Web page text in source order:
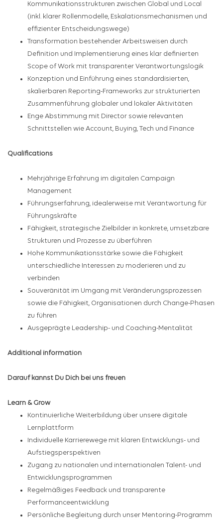
Kommunikationsstrukturen zwischen Global und Local
(inkl. klarer Rollenmodelle, Eskalationsmechanismen und
effizienter Entscheidungswege)
Transformation bestehender Arbeitsweisen durch
Definition und Implementierung eines klar definierten
Scope of Work mit transparenter Verantwortungslogik
Konzeption und Einführung eines standardisierten,
skalierbaren Reporting-Frameworks zur strukturierten
Zusammenführung globaler und lokaler Aktivitäten
Enge Abstimmung mit Director sowie relevanten
Schnittstellen wie Account, Buying, Tech und Finance
Qualifications
Mehrjährige Erfahrung im digitalen Campaign
Management
Führungserfahrung, idealerweise mit Verantwortung für
Führungskräfte
Fähigkeit, strategische Zielbilder in konkrete, umsetzbare
Strukturen und Prozesse zu überführen
Hohe Kommunikationsstärke sowie die Fähigkeit
unterschiedliche Interessen zu moderieren und zu
verbinden
Souveränität im Umgang mit Veränderungsprozessen
sowie die Fähigkeit, Organisationen durch Change-Phasen
zu führen
Ausgeprägte Leadership- und Coaching-Mentalität
Additional information
Darauf kannst Du Dich bei uns freuen
Learn & Grow
Kontinuierliche Weiterbildung über unsere digitale
Lernplattform
Individuelle Karrierewege mit klaren Entwicklungs- und
Aufstiegsperspektiven
Zugang zu nationalen und internationalen Talent- und
Entwicklungsprogrammen
Regelmäßiges Feedback und transparente
Performanceentwicklung
Persönliche Begleitung durch unser Mentoring-Programm